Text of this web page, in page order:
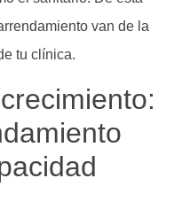
van de la
tu clínica.